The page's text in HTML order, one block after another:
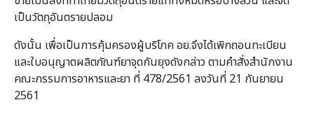
เป็นวัตถุอันตรายปลอม
ดังนั้น เพื่อเป็นการคุ้มครองผู้บริโภค อย.จึงได้เพิกถอนทะเบียน
และใบอนุญาตผลิตภัณฑ์ยาจุดกันยุงดังกล่าว ตามคำสั่งสำนักงาน
คณะกรรมการอาหารและยา ที่ 478/2561 ลงวันที่ 21 กันยายน
2561